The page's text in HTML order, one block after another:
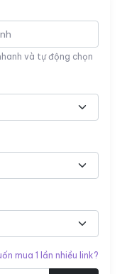
và tự động chọn
mua 1 lần nhiều link?